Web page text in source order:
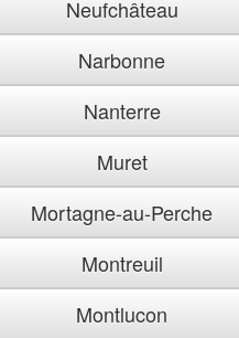
Neufchâteau
Narbonne
Nanterre
Muret
Mortagne-au-Perche
Montreuil
Montlucon